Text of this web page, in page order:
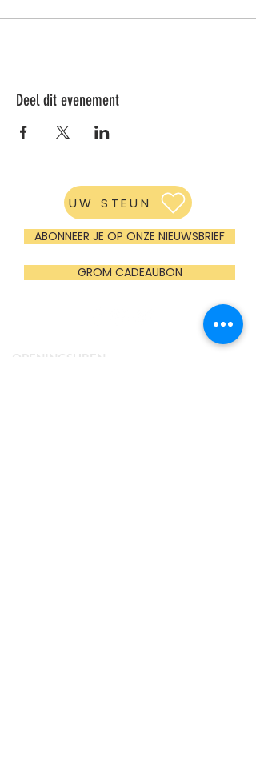
Deel dit evenement
UW STEUN
ABONNEER JE OP ONZE NIEUWSBRIEF
GROM CADEAUBON